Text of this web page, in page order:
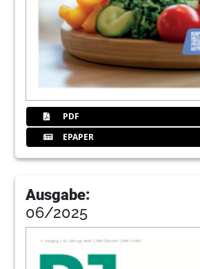
PDF
EPAPER
Ausgabe:
06/2025